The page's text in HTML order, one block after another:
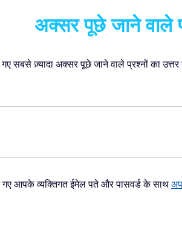
अक्सर पूछे जाने वाले
सबसे ज़्यादा अक्सर पूछे जाने वाले प्रश्नों का
आपके व्यक्तिगत ईमेल पते और पासवर्ड के साथ